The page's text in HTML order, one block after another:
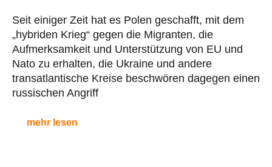
Seit einiger Zeit hat es Polen geschafft, mit dem
„hybriden Krieg“ gegen die Migranten, die
Aufmerksamkeit und Unterstützung von EU und
Nato zu erhalten, die Ukraine und andere
transatlantische Kreise beschwören dagegen einen
russischen Angriff
mehr lesen